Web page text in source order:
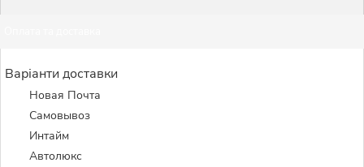
Варіанти доставки
Новая Почта
Самовывоз
Интайм
Автолюкс